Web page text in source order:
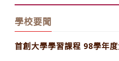
學校要聞
首創大學學習課程 98學年